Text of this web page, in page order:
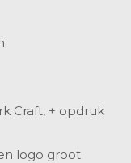
Craft, + opdruk
logo groot